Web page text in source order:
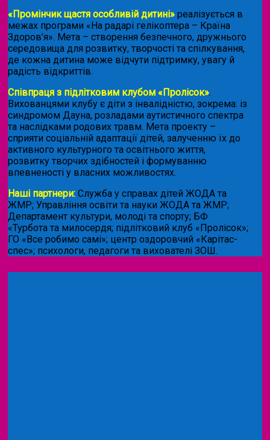
«Промінчик щастя особливій дитині» реалізується в
межах програми «На радарі гелікоптера – Країна
Здоров’я». Мета – створення безпечного, дружнього
середовища для розвитку, творчості та спілкування,
де кожна дитина може відчути підтримку, увагу й
радість відкриттів.
Співпраця з підлітковим клубом «Пролісок».
Вихованцями клубу є діти з інвалідністю, зокрема: із
синдромом Дауна, розладами аутистичного спектра
та наслідками родових травм. Мета проекту –
сприяти соціальній адаптації дітей, залученню їх до
активного культурного та освітнього життя,
розвитку творчих здібностей і формуванню
впевненості у власних можливостях.
Наші партнери: Служба у справах дітей ЖОДА та
ЖМР; Управління освіти та науки ЖОДА та ЖМР;
Департамент культури, молоді та спорту; БФ
«Турбота та милосердя; підлітковий клуб «Пролісок»;
ГО «Все робимо самі»; центр оздоровчий «Карітас-
спес»; психологи, педагоги та вихователі ЗОШ.